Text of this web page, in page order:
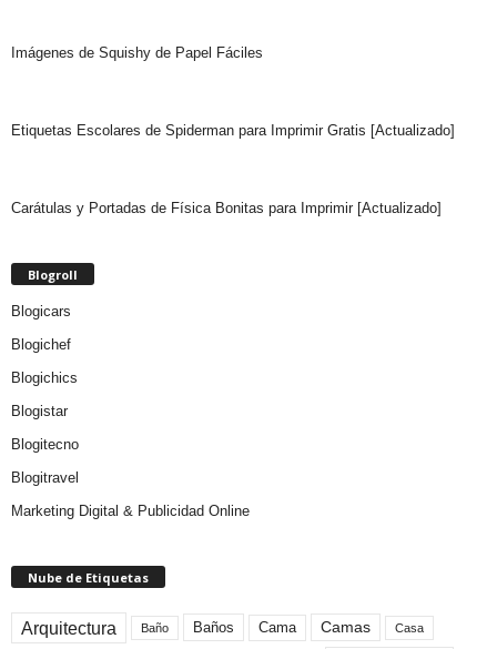
Imágenes de Squishy de Papel Fáciles
Etiquetas Escolares de Spiderman para Imprimir Gratis [Actualizado]
Carátulas y Portadas de Física Bonitas para Imprimir [Actualizado]
Blogroll
Blogicars
Blogichef
Blogichics
Blogistar
Blogitecno
Blogitravel
Marketing Digital & Publicidad Online
Nube de Etiquetas
Arquitectura Baño Baños Cama Camas Casa